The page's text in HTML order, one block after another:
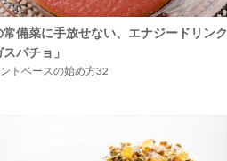
常備菜に手放せない、エナジードリンク
パチョ」
トベースの始め方32